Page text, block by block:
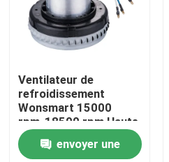
Souffleur d'air industriel
Souffleur d'air médical
Souffleur d'air CPAP
Ventilateur de
refroidissement
Wonsmart 15000
rpm-18500 rpm Haute
vitesse Léger
envoyer une